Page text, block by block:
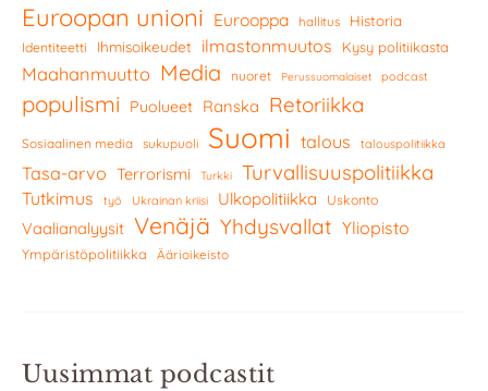
Euroopan unioni Eurooppa hallitus Historia
Identiteetti Ihmisoikeudet ilmastonmuutos Kysy politiikasta
Maahanmuutto Media nuoret Perussuomalaiset podcast
populismi Puolueet Ranska Retoriikka
Sosiaalinen media sukupuoli Suomi talous talouspolitiikka
Tasa-arvo Terrorismi Turkki Turvallisuuspolitiikka
Tutkimus työ Ukrainan kriisi Ulkopolitiikka Uskonto
Vaalianalyysit Venäjä Yhdysvallat Yliopisto
Ympäristöpolitiikka Äärioikeisto
Uusimmat podcastit